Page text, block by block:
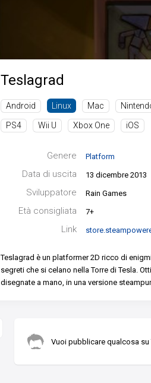
Teslagrad
Android Linux Mac
PS4 Wii U Xbox One iOS
Genere Platform
Data di uscita 13 dicembre 2013
Sviluppatore Rain Games
Età consigliata 7+
Link
Teslagrad è un platformer 2D ricco di
segreti che si celano nella Torre di Tesla.
disegnate a mano, in una versione
Vuoi pubblicare qualcosa su